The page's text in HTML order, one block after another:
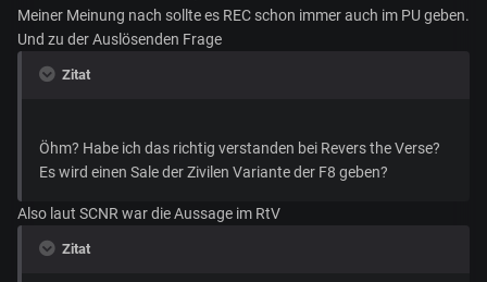
Meiner Meinung nach sollte es REC schon immer auch im PU geben.
Und zu der Auslösenden Frage
Zitat
Öhm? Habe ich das richtig verstanden bei Revers the Verse?
Es wird einen Sale der Zivilen Variante der F8 geben?
Also laut SCNR war die Aussage im RtV
Zitat